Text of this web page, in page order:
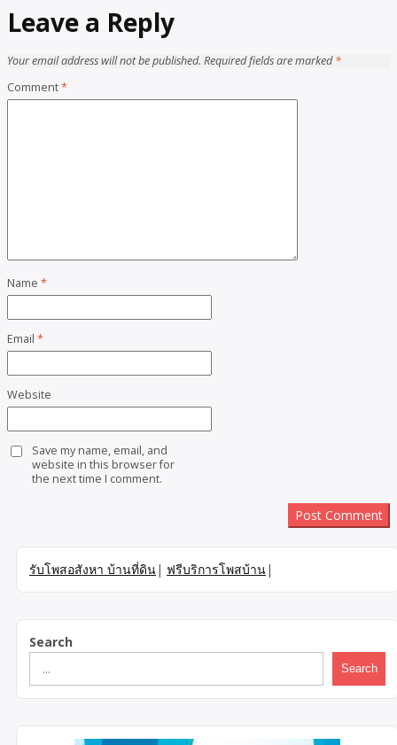
Leave a Reply
Your email address will not be published. Required fields are marked*
Comment*
Name *
Email *
Website
Save my name, email, and
website in this browser for
the next time I comment.
รับโพสอสังหา บ้านที่ดิน| ฟรีบริการโพสบ้าน|
Search
Search